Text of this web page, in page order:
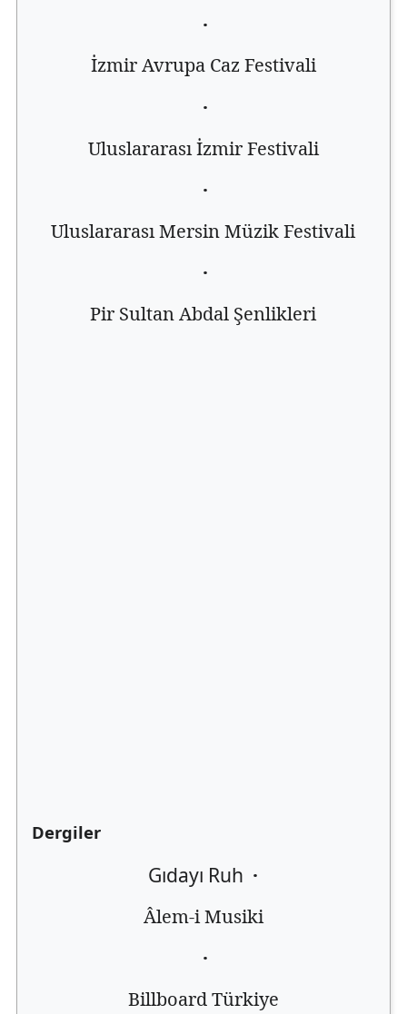
·
İzmir Avrupa Caz Festivali
·
Uluslararası İzmir Festivali
·
Uluslararası Mersin Müzik Festivali
·
Pir Sultan Abdal Şenlikleri
Dergiler
Gıdayı Ruh ·
Âlem-i Musiki
·
Billboard Türkiye